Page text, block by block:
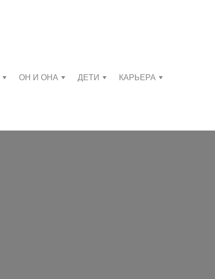
ОН И ОНА ДЕТИ КАРЬЕРА